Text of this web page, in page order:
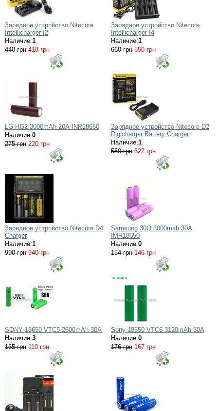
Зарядное устройство Nitecore
Intellicharger I2
Наличие:1
440 грн 418 грн
Зарядное устройство Nitecore
Intellicharger I4
Наличие:1
660 грн 550 грн
LG HG2 3000mAh 20А INR18650
Наличие:0
275 грн 220 грн
Зарядное устройство Nitecore D2
Digicharger Battery Charger
Наличие:1
550 грн 522 грн
Зарядное устройство Nitecore D4
Charger
Наличие:1
990 грн 940 грн
Samsung 30Q 3000mah 30A
IMR18650
Наличие:0
154 грн 146 грн
SONY 18650 VTC5 2600mAh 30A
Наличие:3
165 грн 110 грн
Sony 18650 VTC6 3120mAh 30A
Наличие:0
176 грн 167 грн